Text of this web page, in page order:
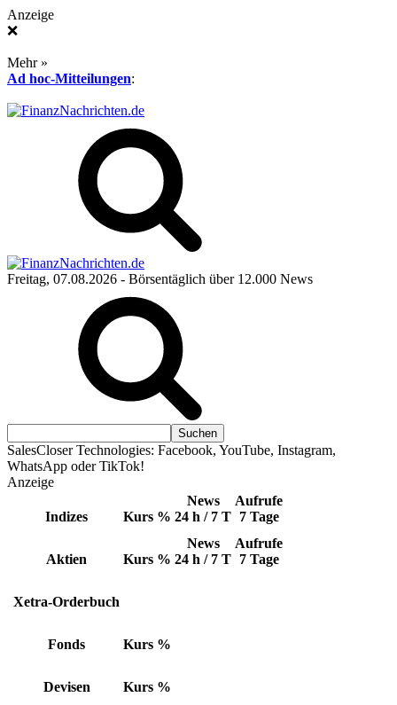
Anzeige
❌
Mehr »
Ad hoc-Mitteilungen:
Freitag, 07.08.2026 - Börsentäglich über 12.000 News
SalesCloser Technologies: Facebook, YouTube, Instagram,
WhatsApp oder TikTok!
Anzeige
Indizes Kurs %
News
24 h / 7 T
Aufrufe
7 Tage
Aktien Kurs %
News
24 h / 7 T
Aufrufe
7 Tage
Xetra-Orderbuch
Fonds Kurs %
Devisen Kurs %